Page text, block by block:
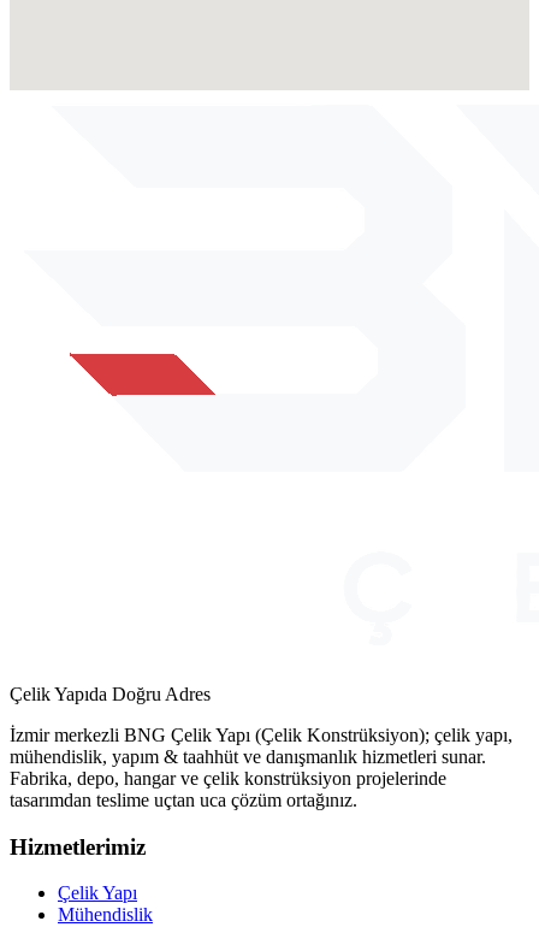
Çelik Yapıda Doğru Adres
İzmir merkezli BNG Çelik Yapı (Çelik Konstrüksiyon); çelik yapı,
mühendislik, yapım & taahhüt ve danışmanlık hizmetleri sunar.
Fabrika, depo, hangar ve çelik konstrüksiyon projelerinde
tasarımdan teslime uçtan uca çözüm ortağınız.
Hizmetlerimiz
Çelik Yapı
Mühendislik